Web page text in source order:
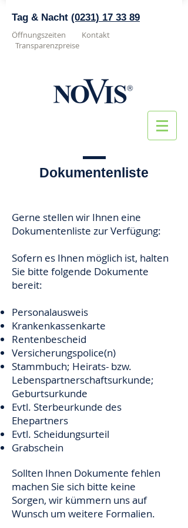
Tag & Nacht (0231) 17 33 89
Öffnungszeiten
Kontakt
Transparenzpreise
Dokumentenliste
Gerne stellen wir Ihnen eine
Dokumentenliste zur Verfügung:
Sofern es Ihnen möglich ist, halten
Sie bitte folgende Dokumente
bereit:
Personalausweis
Krankenkassenkarte
Rentenbescheid
Versicherungspolice(n)
Stammbuch; Heirats- bzw.
Lebenspartnerschaftsurkunde;
Geburtsurkunde
Evtl. Sterbeurkunde des
Ehepartners
Evtl. Scheidungsurteil
Grabschein
Sollten Ihnen Dokumente fehlen
machen Sie sich bitte keine
Sorgen, wir kümmern uns auf
Wunsch um weitere Formalien.